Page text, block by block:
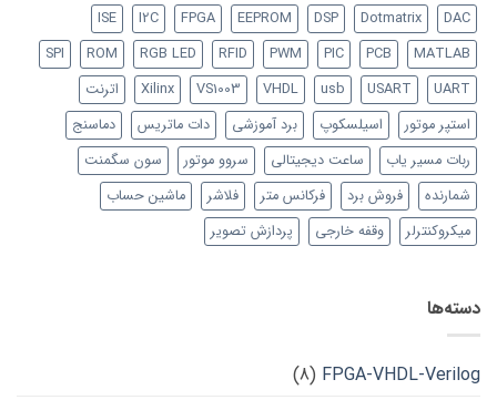
DAC
Dotmatrix
DSP
EEPROM
FPGA
I2C
ISE
MATLAB
PCB
PIC
PWM
RFID
RGB LED
ROM
SPI
UART
USART
usb
VHDL
VS1003
Xilinx
اترنت
استپر موتور
اسیلسکوپ برد آموزشی دات ماتریس
دماسنج
ربات مسیر یاب
ساعت دیجیتالی سروو موتور
سون سگمنت
شمارنده
فروش برد فرکانس متر فلاشر
ماشین حساب
میکروکنترلر
وقفه خارجی پردازش تصویر
دسته‌ها
FPGA-VHDL-Verilog
(8)